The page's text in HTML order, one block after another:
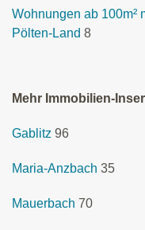
Wohnungen ab 100m²
Pölten-Land 8
Mehr Immobilien-
Gablitz 96
Maria-Anzbach 35
Mauerbach 70